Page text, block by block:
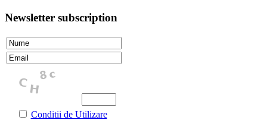
Newsletter subscription
Conditii de Utilizare